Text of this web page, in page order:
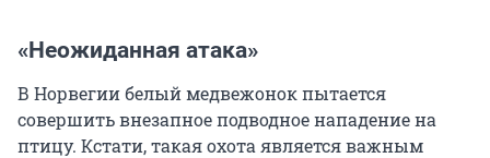
«Неожиданная атака»
В Норвегии белый медвежонок пытается
совершить внезапное подводное нападение на
птицу. Кстати, такая охота является важным